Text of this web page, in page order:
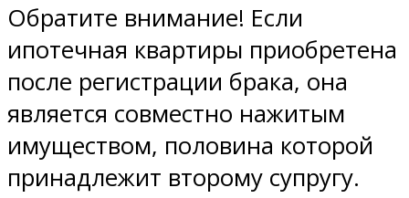
Обратите внимание! Если
ипотечная квартиры приобретена
после регистрации брака, она
является совместно нажитым
имуществом, половина которой
принадлежит второму супругу.